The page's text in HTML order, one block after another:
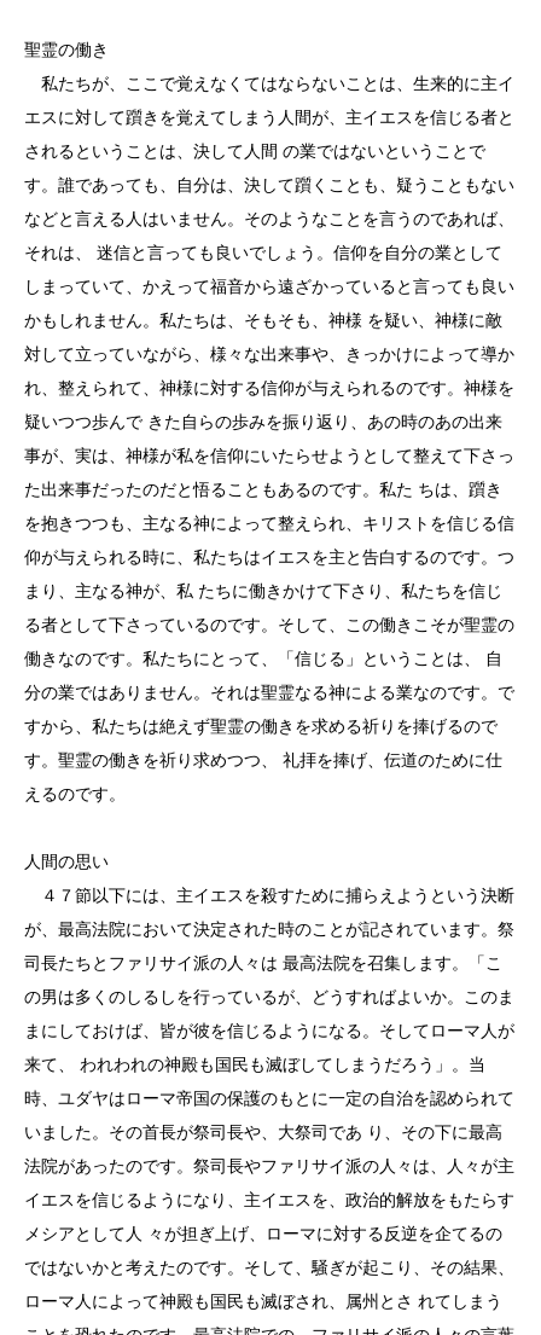
聖霊の働き
私たちが、ここで覚えなくてはならないことは、生来的に主イ
エスに対して躓きを覚えてしまう人間が、主イエスを信じる者と
されるということは、決して人間 の業ではないということで
す。誰であっても、自分は、決して躓くことも、疑うこともない
などと言える人はいません。そのようなことを言うのであれば、
それは、 迷信と言っても良いでしょう。信仰を自分の業として
しまっていて、かえって福音から遠ざかっていると言っても良い
かもしれません。私たちは、そもそも、神様 を疑い、神様に敵
対して立っていながら、様々な出来事や、きっかけによって導か
れ、整えられて、神様に対する信仰が与えられるのです。神様を
疑いつつ歩んで きた自らの歩みを振り返り、あの時のあの出来
事が、実は、神様が私を信仰にいたらせようとして整えて下さっ
た出来事だったのだと悟ることもあるのです。私た ちは、躓き
を抱きつつも、主なる神によって整えられ、キリストを信じる信
仰が与えられる時に、私たちはイエスを主と告白するのです。つ
まり、主なる神が、私 たちに働きかけて下さり、私たちを信じ
る者として下さっているのです。そして、この働きこそが聖霊の
働きなのです。私たちにとって、「信じる」ということは、 自
分の業ではありません。それは聖霊なる神による業なのです。で
すから、私たちは絶えず聖霊の働きを求める祈りを捧げるので
す。聖霊の働きを祈り求めつつ、 礼拝を捧げ、伝道のために仕
えるのです。
人間の思い
４７節以下には、主イエスを殺すために捕らえようという決断
が、最高法院において決定された時のことが記されています。祭
司長たちとファリサイ派の人々は 最高法院を召集します。「こ
の男は多くのしるしを行っているが、どうすればよいか。このま
まにしておけば、皆が彼を信じるようになる。そしてローマ人が
来て、 われわれの神殿も国民も滅ぼしてしまうだろう」。当
時、ユダヤはローマ帝国の保護のもとに一定の自治を認められて
いました。その首長が祭司長や、大祭司であ り、その下に最高
法院があったのです。祭司長やファリサイ派の人々は、人々が主
イエスを信じるようになり、主イエスを、政治的解放をもたらす
メシアとして人 々が担ぎ上げ、ローマに対する反逆を企てるの
ではないかと考えたのです。そして、騒ぎが起こり、その結果、
ローマ人によって神殿も国民も滅ぼされ、属州とさ れてしまう